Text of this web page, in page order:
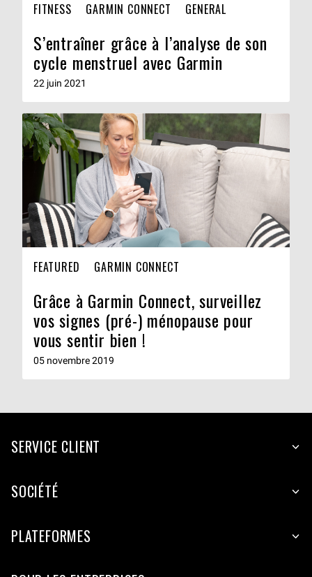
FITNESS GARMIN CONNECT GENERAL
S’entraîner grâce à l’analyse de son
cycle menstruel avec Garmin
22 juin 2021
FEATURED GARMIN CONNECT
Grâce à Garmin Connect, surveillez
vos signes (pré-) ménopause pour
vous sentir bien !
05 novembre 2019
SERVICE CLIENT
SOCIÉTÉ
PLATEFORMES